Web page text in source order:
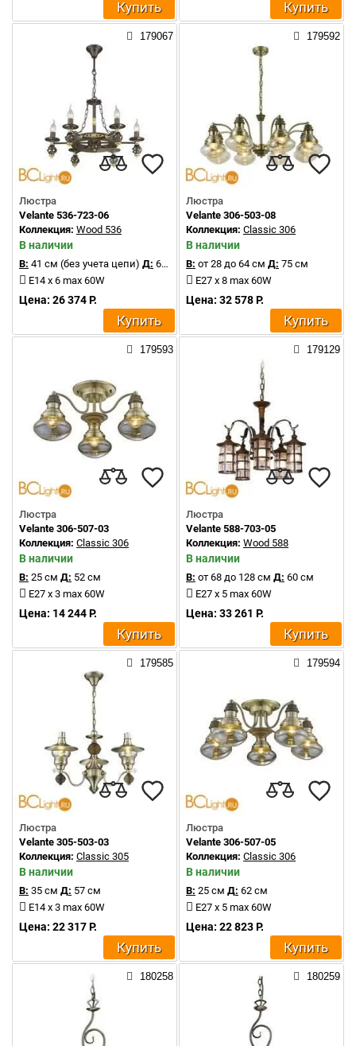
Купить Купить
179067
Люстра
Velante 536-723-06
Коллекция: Wood 536
В наличии
В: 41 см (без учета цепи) Д: 61 см
E14 x 6 max 60W
Цена: 26 374 Р.
Купить
179592
Люстра
Velante 306-503-08
Коллекция: Classic 306
В наличии
В: от 28 до 64 см Д: 75 см
E27 x 8 max 60W
Цена: 32 578 Р.
Купить
179593
Люстра
Velante 306-507-03
Коллекция: Classic 306
В наличии
В: 25 см Д: 52 см
E27 x 3 max 60W
Цена: 14 244 Р.
Купить
179129
Люстра
Velante 588-703-05
Коллекция: Wood 588
В наличии
В: от 68 до 128 см Д: 60 см
E27 x 5 max 60W
Цена: 33 261 Р.
Купить
179585
Люстра
Velante 305-503-03
Коллекция: Classic 305
В наличии
В: 35 см Д: 57 см
E14 x 3 max 60W
Цена: 22 317 Р.
Купить
179594
Люстра
Velante 306-507-05
Коллекция: Classic 306
В наличии
В: 25 см Д: 62 см
E27 x 5 max 60W
Цена: 22 823 Р.
Купить
180258 180259